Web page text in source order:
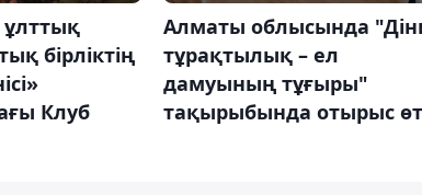
бірліктің
Клуб
Алматы облысында
тұрақтылық – ел
дамуының тұғыры"
тақырыбында отырыс